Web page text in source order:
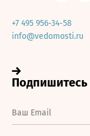
+7 495 956-34-58
info@vedomosti.ru